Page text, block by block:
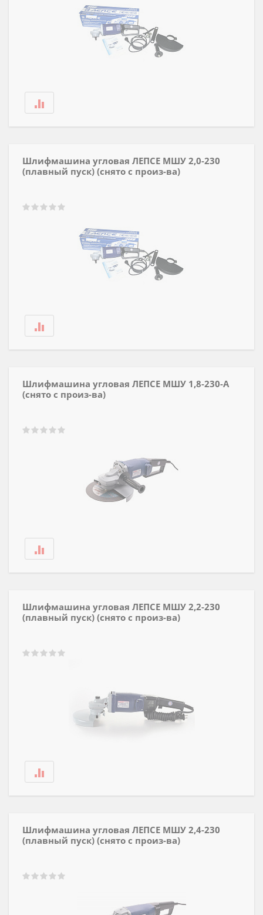
Шлифмашина угловая ЛЕПСЕ МШУ 2,0-230
(плавный пуск) (снято с произ-ва)
Шлифмашина угловая ЛЕПСЕ МШУ 1,8-230-А
(снято с произ-ва)
Шлифмашина угловая ЛЕПСЕ МШУ 2,2-230
(плавный пуск) (снято с произ-ва)
Шлифмашина угловая ЛЕПСЕ МШУ 2,4-230
(плавный пуск) (снято с произ-ва)